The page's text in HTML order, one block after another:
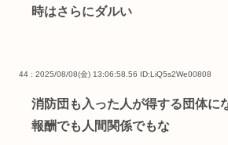
時はさらにダルい
44 : 2025/08/08(金) 13:06:58.56 ID:LiQ5s2We00808
消防団も入った人が得する団体に
報酬でも人間関係でもな